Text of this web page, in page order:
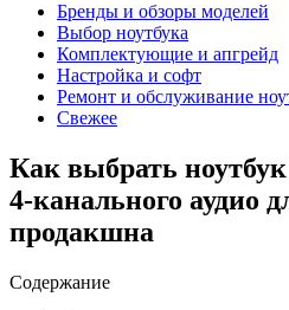
Бренды и обзоры моделей
Выбор ноутбука
Комплектующие и апгрейд
Настройка и софт
Ремонт и обслуживание
Свежее
Как выбрать
4‑канального аудио
продакшна
Содержание